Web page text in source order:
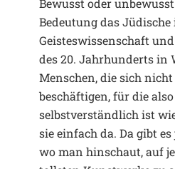
Bewusst oder
Bedeutung das
Geisteswissenschaft
des 20. Jahrhunderts in
Menschen, die sich
beschäftigen, für die
selbstverständlich ist
sie einfach da. Da gibt
wo man hinschaut, auf